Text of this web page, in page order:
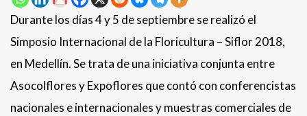
Durante los días 4 y 5 de septiembre se realizó el
Simposio Internacional de la Floricultura – Siflor 2018,
en Medellín. Se trata de una iniciativa conjunta entre
Asocolflores y Expoflores que contó con conferencistas
nacionales e internacionales y muestras comerciales de